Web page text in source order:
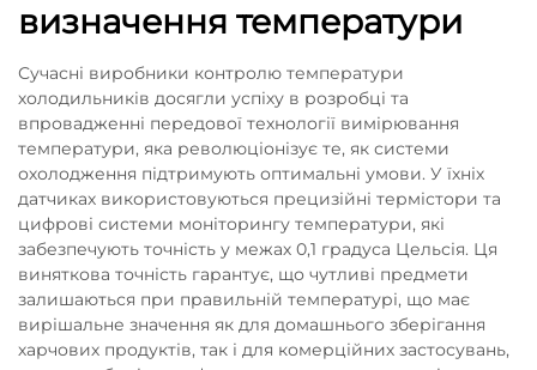
визначення температури
Сучасні виробники контролю температури
холодильників досягли успіху в розробці та
впровадженні передової технології вимірювання
температури, яка революціонізує те, як системи
охолодження підтримують оптимальні умови. У їхніх
датчиках використовуються прецизійні термістори та
цифрові системи моніторингу температури, які
забезпечують точність у межах 0,1 градуса Цельсія. Ця
виняткова точність гарантує, що чутливі предмети
залишаються при правильній температурі, що має
вирішальне значення як для домашнього зберігання
харчових продуктів, так і для комерційних застосувань,